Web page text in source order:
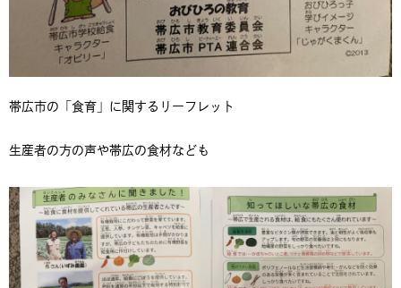
帯広市の「食育」に関するリーフレット
生産者の方の声や帯広の食材なども